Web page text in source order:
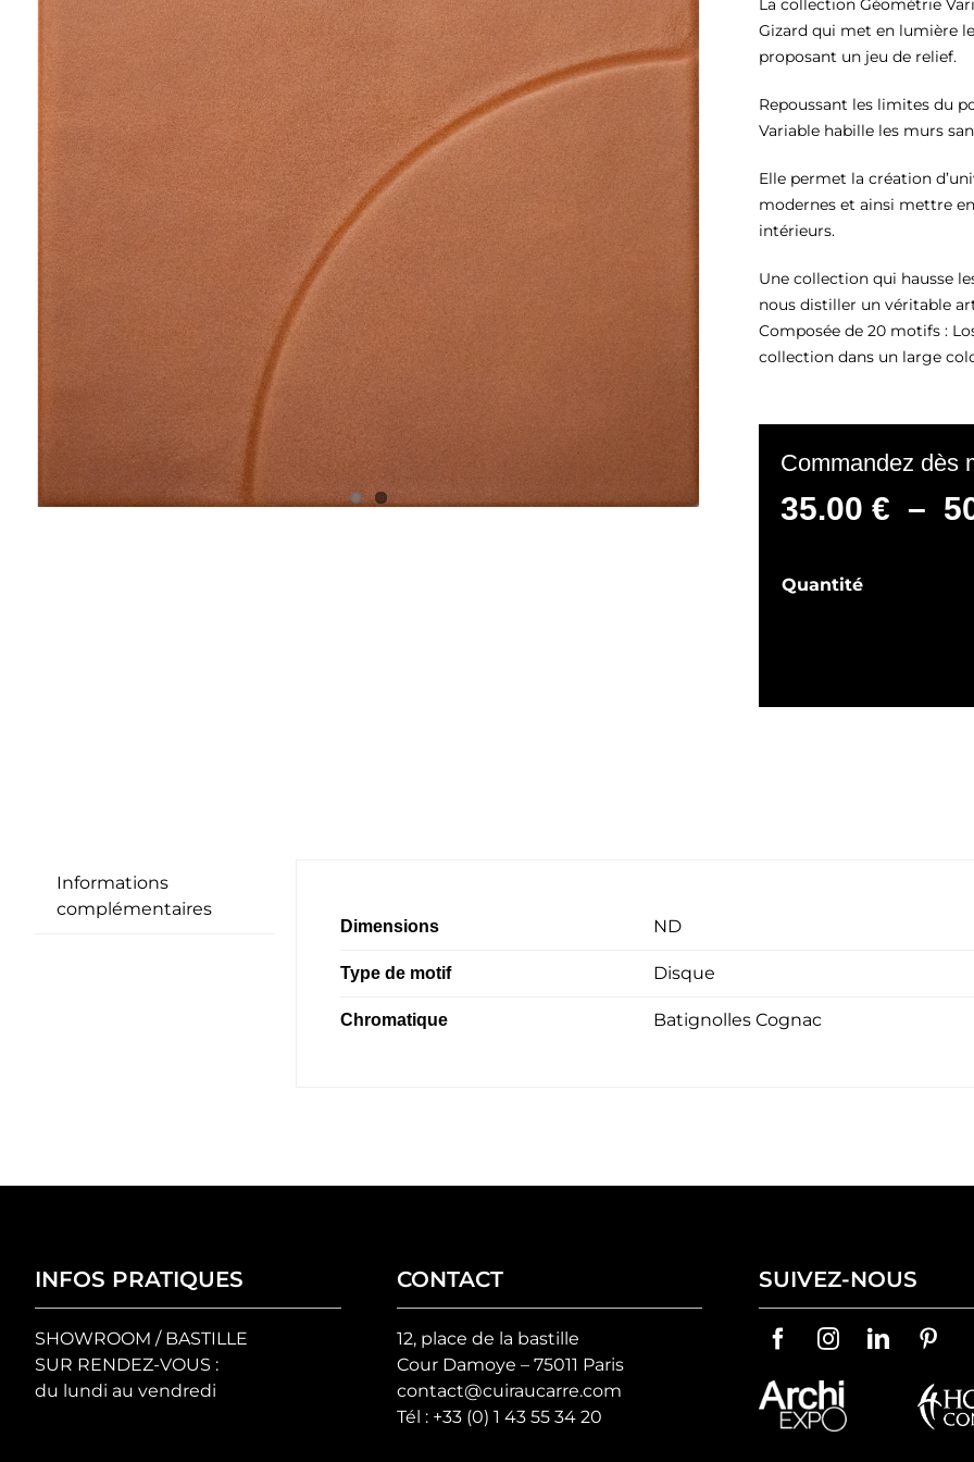
La collection Géométrie
Gizard qui met en lumière
proposant un jeu de relief.
Repoussant les limites du
Variable habille les murs
Elle permet la création
modernes et ainsi mettre
intérieurs.
Une collection qui hausse
nous distiller un véritable
Composée de 20 motifs :
collection dans un large
Commandez dès
35.00 € –
Quantité
Informations
complémentaires
Dimensions ND
Type de motif Disque
Chromatique Batignolles Cognac
INFOS PRATIQUES
SHOWROOM / BASTILLE
SUR RENDEZ-VOUS :
du lundi au vendredi
CONTACT
12, place de la bastille
Cour Damoye – 75011 Paris
contact@cuiraucarre.com
Tél : +33 (0) 1 43 55 34 20
SUIVEZ-NOUS